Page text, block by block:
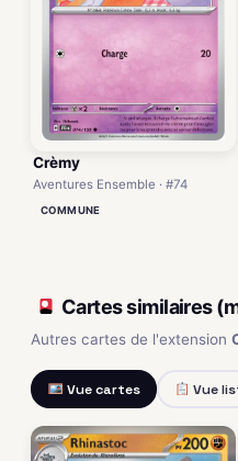
Crèmy
Aventures Ensemble · #74
COMMUNE
Cartes similaires
Autres cartes de l'extension
Vue cartes Vue